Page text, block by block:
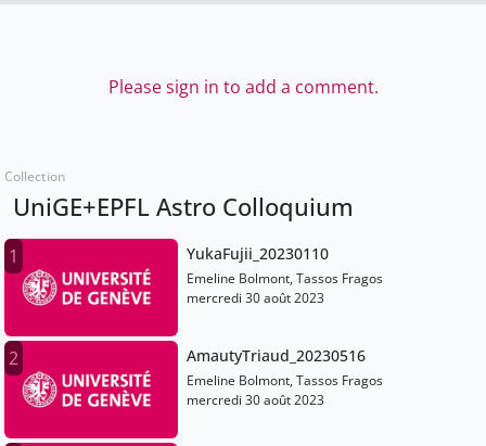
Please sign in to add a comment.
Collection
UniGE+EPFL Astro Colloquium
1 YukaFujii_20230110
Emeline Bolmont, Tassos Fragos
mercredi 30 août 2023
2 AmautyTriaud_20230516
Emeline Bolmont, Tassos Fragos
mercredi 30 août 2023